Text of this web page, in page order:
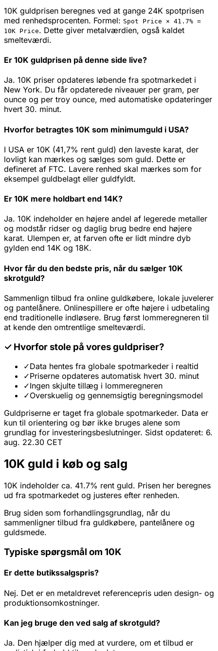
10K guldprisen beregnes ved at gange 24K spotprisen
med renhedsprocenten. Formel: Spot Price × 41.7% =
10K Price. Dette giver metalværdien, også kaldet
smelteværdi.
Er 10K guldprisen på denne side live?
Ja. 10K priser opdateres løbende fra spotmarkedet i
New York. Du får opdaterede niveauer per gram, per
ounce og per troy ounce, med automatiske opdateringer
hvert 30. minut.
Hvorfor betragtes 10K som minimumguld i USA?
I USA er 10K (41,7% rent guld) den laveste karat, der
lovligt kan mærkes og sælges som guld. Dette er
defineret af FTC. Lavere renhed skal mærkes som for
eksempel guldbelagt eller guldfyldt.
Er 10K mere holdbart end 14K?
Ja. 10K indeholder en højere andel af legerede metaller
og modstår ridser og daglig brug bedre end højere
karat. Ulempen er, at farven ofte er lidt mindre dyb
gylden end 14K og 18K.
Hvor får du den bedste pris, når du sælger 10K
skrotguld?
Sammenlign tilbud fra online guldkøbere, lokale juvelerer
og pantelånere. Onlinespillere er ofte højere i udbetaling
end traditionelle indløsere. Brug først lommeregneren til
at kende den omtrentlige smelteværdi.
✓ Hvorfor stole på vores guldpriser?
✓Data hentes fra globale spotmarkeder i realtid
✓Priserne opdateres automatisk hvert 30. minut
✓Ingen skjulte tillæg i lommeregneren
✓Overskuelig og gennemsigtig beregningsmodel
Guldpriserne er taget fra globale spotmarkeder. Data er
kun til orientering og bør ikke bruges alene som
grundlag for investeringsbeslutninger. Sidst opdateret: 6.
aug. 22.30 CET
10K guld i køb og salg
10K indeholder ca. 41.7% rent guld. Prisen her beregnes
ud fra spotmarkedet og justeres efter renheden.
Brug siden som forhandlingsgrundlag, når du
sammenligner tilbud fra guldkøbere, pantelånere og
guldsmede.
Typiske spørgsmål om 10K
Er dette butikssalgspris?
Nej. Det er en metaldrevet referencepris uden design- og
produktionsomkostninger.
Kan jeg bruge den ved salg af skrotguld?
Ja. Den hjælper dig med at vurdere, om et tilbud er